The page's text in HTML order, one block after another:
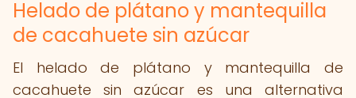
Helado de plátano y mantequilla
de cacahuete sin azúcar
El helado de plátano y mantequilla de
cacahuete sin azúcar es una alternativa